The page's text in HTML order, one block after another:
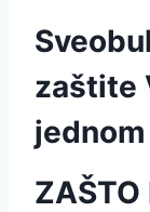
zaštite
ZAŠTO